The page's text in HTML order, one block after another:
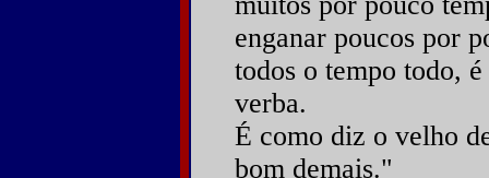
enganar poucos por
todos o tempo todo,
verba.
É como diz o velho
bom demais."